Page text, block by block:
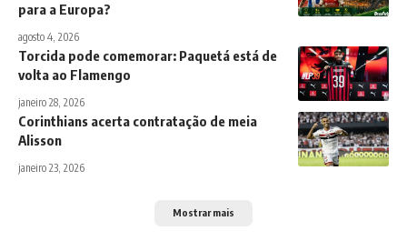
para a Europa?
agosto 4, 2026
Torcida pode comemorar: Paquetá está de
volta ao Flamengo
janeiro 28, 2026
Corinthians acerta contratação de meia
Alisson
janeiro 23, 2026
Mostrar mais